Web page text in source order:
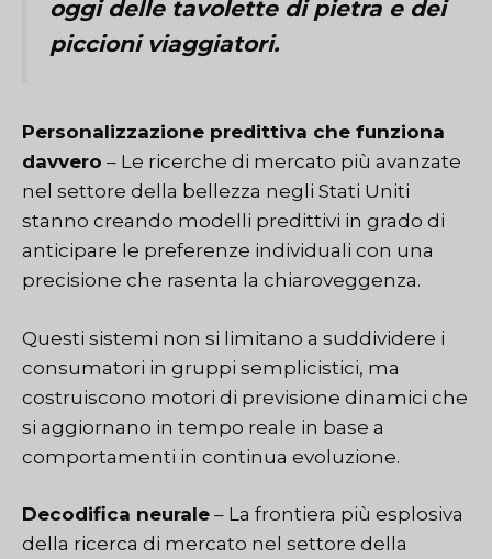
oggi delle tavolette di pietra e dei
piccioni viaggiatori.
Personalizzazione predittiva che funziona
davvero – Le ricerche di mercato più avanzate
nel settore della bellezza negli Stati Uniti
stanno creando modelli predittivi in grado di
anticipare le preferenze individuali con una
precisione che rasenta la chiaroveggenza.
Questi sistemi non si limitano a suddividere i
consumatori in gruppi semplicistici, ma
costruiscono motori di previsione dinamici che
si aggiornano in tempo reale in base a
comportamenti in continua evoluzione.
Decodifica neurale – La frontiera più esplosiva
della ricerca di mercato nel settore della